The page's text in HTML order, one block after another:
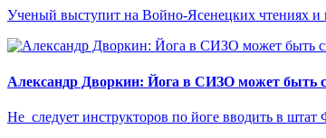
Ученый выступит на Войно-Ясенецких чтениях и
Александр Дворкин: Йога в СИЗО может быть
Не следует инструкторов по йоге вводить в